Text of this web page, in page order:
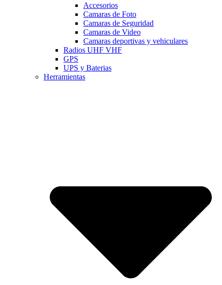
Accesorios
Camaras de Foto
Camaras de Seguridad
Camaras de Video
Camaras deportivas y vehiculares
Radios UHF VHF
GPS
UPS y Baterias
Herramientas